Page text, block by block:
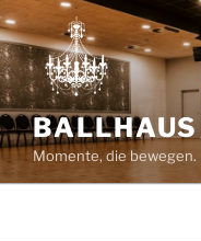
Zum
Inhalt
springen
Momente, die bewegen.